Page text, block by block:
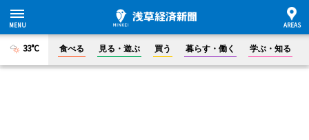
33°C 食べる 見る・遊ぶ 買う 暮らす・働く 学ぶ・知る